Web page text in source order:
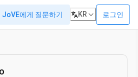
JoVE에게 질문하기 KR 로그인